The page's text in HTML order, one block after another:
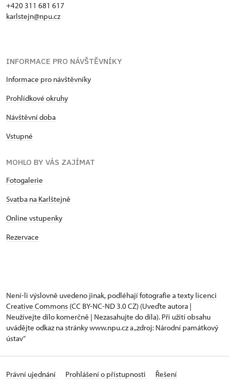
+420 311 681 617
karlstejn@npu.cz
INFORMACE PRO NÁVŠTĚVNÍKY
Informace pro návštěvníky
Prohlídkové okruhy
Návštěvní doba
Vstupné
MOHLO BY VÁS ZAJÍMAT
Fotogalerie
Svatba na Karlštejně
Online vstupenky
Rezervace
Není-li výslovně uvedeno jinak, podléhají fotografie a texty licenci
Creative Commons (CC BY-NC-ND 3.0 CZ) (Uveďte autora |
Neužívejte dílo komerčně | Nezasahujte do díla). Při užití obsahu
uvádějte odkaz na stránky www.npu.cz a „zdroj: Národní památkový
ústav“
Právní ujednání Prohlášení o přístupnosti
Řešení